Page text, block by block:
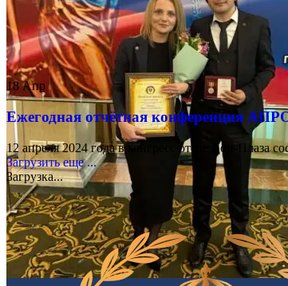
18 Апр
Ежегодная отчётная конференция
12 апреля 2024 года в конгресс отеле Дон-
Загрузить еще ...
Загрузка...